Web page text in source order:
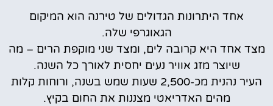
אחד היתרונות הגדולים של טירנה הוא המיקום
הגאוגרפי שלה.
מצד אחד היא קרובה לים, ומצד שני מוקפת הרים – מה
שיוצר מזג אוויר נעים יחסית לאורך כל השנה.
העיר נהנית מכ-2,500 שעות שמש בשנה, ורוחות קלות
מהים האדריאטי מצננות את החום בקיץ.